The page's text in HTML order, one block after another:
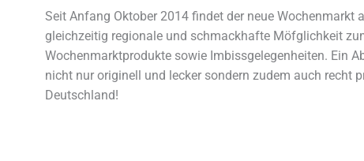
Seit Anfang Oktober 2014 findet der neue Wochenmarkt
gleichzeitig regionale und schmackhafte Möfglichkeit
Wochenmarktprodukte sowie Imbissgelegenheiten. Ein
nicht nur originell und lecker sondern zudem auch recht
Deutschland!